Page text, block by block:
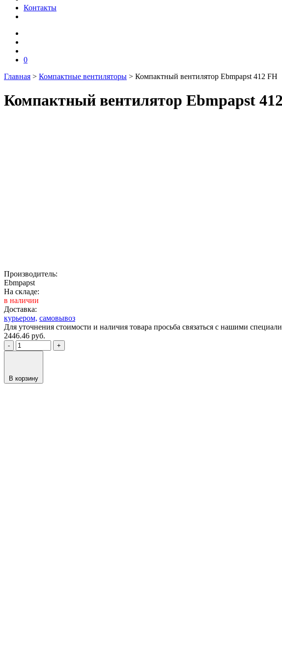
Контакты
0
Главная > Компактные вентиляторы > Компактный вентилятор Ebmpapst 412 FH
Компактный вентилятор Ebmpapst
Производитель:
Ebmpapst
На складе:
в наличии
Доставка:
курьером, самовывоз
Для уточнения стоимости и наличия товара просьба связаться с нашими
2446.46 руб.
- +
В корзину